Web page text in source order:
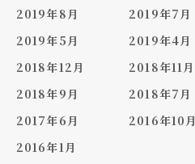
2019年8月
2019年7月
2019年5月
2019年4月
2018年12月
2018年11月
2018年9月
2018年7月
2017年6月
2016年10月
2016年1月